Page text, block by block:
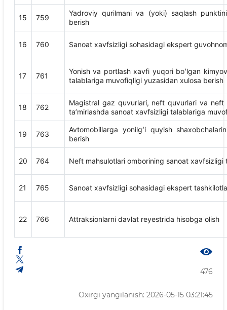
15 759
Yadroviy qurilmani va (yoki) saqlash
berish
16 760 Sanoat xavfsizligi sohasidagi ekspert
17 761
Yonish va portlash xavfi yuqori boʻlgan
talablariga muvofiqligi yuzasidan xulosa berish
18 762
Magistral gaz quvurlari, neft quvurlari va neft
taʼmirlashda sanoat xavfsizligi talablariga
19 763
Avtomobillarga yonilgʻi quyish
berish
20 764 Neft mahsulotlari omborining sanoat xavfsizligi
21 765 Sanoat xavfsizligi sohasidagi ekspert
22 766 Attraksionlarni davlat reyestrida hisobga olish
476
Oxirgi yangilanish: 2026-05-15 03:21:45